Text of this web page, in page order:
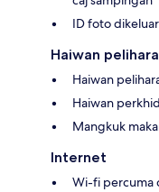
ID foto
Haiwan
Haiwan
Haiwan
Mangkuk
Internet
Wi-fi percuma